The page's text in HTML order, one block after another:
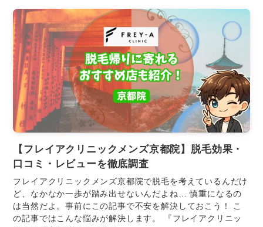
【フレイアクリニックメンズ京都院】脱毛効果・
口コミ・レビューを徹底調査
フレイアクリニックメンズ京都院で脱毛を考えているんだけ
ど、なかなか一歩が踏み出せないんだよね… 慎重になるの
は当然だよ。事前にこの記事で不安を解決しておこう！ こ
の記事ではこんな悩みが解決します。 『フレイアクリニッ